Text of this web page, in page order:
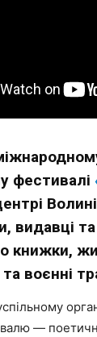
фестивалі
видавці
книжки,
воєнні
—